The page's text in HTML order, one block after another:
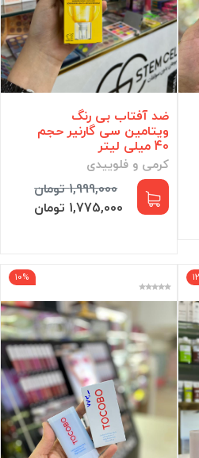
ضد آفتاب بی رنگ
ویتامین سی گارنیر حجم
40 میلی لیتر
کرمی و فلوییدی
1,999,000 تومان
1,775,000 تومان
10%